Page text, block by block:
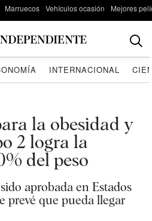
Marruecos Vehículos ocasión Mejores
INTERNACIONAL
la obesidad y
2 logra la
del peso
aprobada en Estados
prevé que pueda llegar